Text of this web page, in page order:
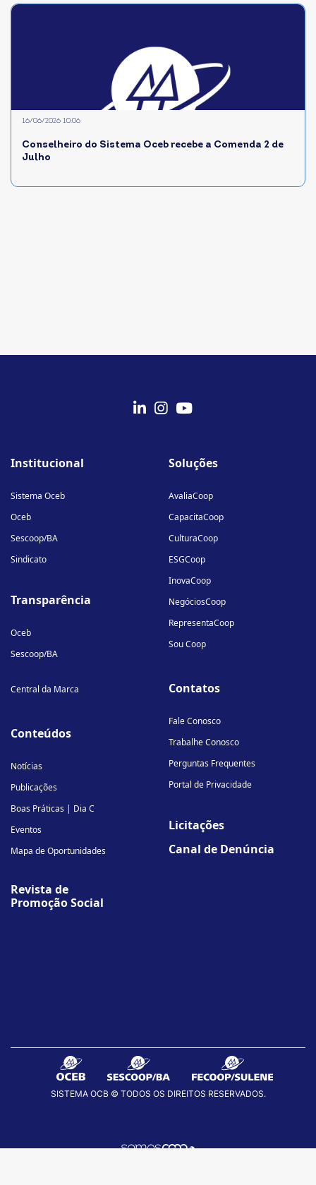
Conselheiro do Sistema Oceb recebe a Comenda 2 de
Julho
16/06/2026 10:06
linkedin-
instagram
youtube
Institucional
Sistema Oceb
Oceb
Sescoop/BA
Sindicato
Transparência
Oceb
Sescoop/BA
Central da Marca
Conteúdos
Notícias
Publicações
Boas Práticas | Dia C
Eventos
Mapa de Oportunidades
Revista de
Promoção Social
Soluções
AvaliaCoop
CapacitaCoop
CulturaCoop
ESGCoop
InovaCoop
NegóciosCoop
RepresentaCoop
Sou Coop
Contatos
Fale Conosco
Trabalhe Conosco
Perguntas Frequentes
Portal de Privacidade
Licitações
Canal de Denúncia
SISTEMA OCB © TODOS OS DIREITOS RESERVADOS.